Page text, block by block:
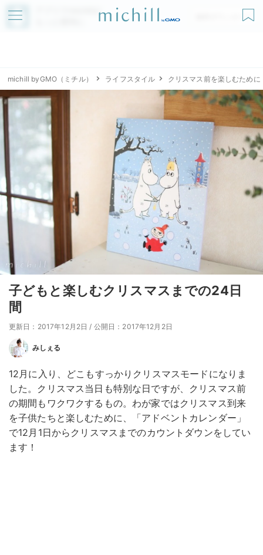
アプリでmichillが
無料ダウンロード
michill byGMO（ミチル） ライフスタイル クリスマス前を楽しむために
子どもと楽しむクリスマスまでの24日
間
更新日：2017年12月2日 / 公開日：2017年12月2日
みしぇる
12月に入り、どこもすっかりクリスマスモードになりま
した。クリスマス当日も特別な日ですが、クリスマス前
の期間もワクワクするもの。わが家ではクリスマス到来
を子供たちと楽しむために、「アドベントカレンダー」
で12月1日からクリスマスまでのカウントダウンをしてい
ます！